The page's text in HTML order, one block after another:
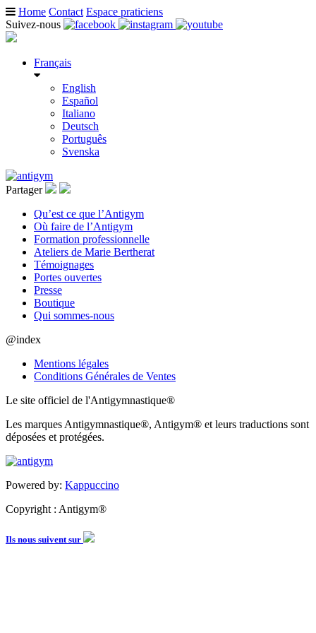
Home Contact Espace praticiens
Suivez-nous
Français
English
Español
Italiano
Deutsch
Português
Svenska
Partager
Qu’est ce que l’Antigym
Où faire de l’Antigym
Formation professionnelle
Ateliers de Marie Bertherat
Témoignages
Portes ouvertes
Presse
Boutique
Qui sommes-nous
@index
Mentions légales
Conditions Générales de Ventes
Le site officiel de l'Antigymnastique®
Les marques Antigymnastique®, Antigym® et leurs traductions sont
déposées et protégées.
Powered by: Kappuccino
Copyright : Antigym®
Ils nous suivent sur